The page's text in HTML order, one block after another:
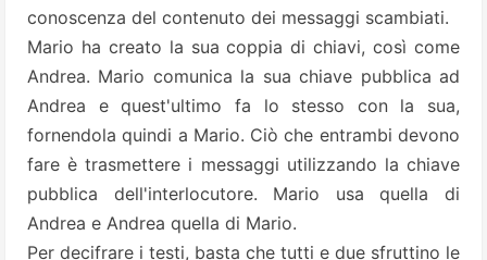
conoscenza del contenuto dei messaggi scambiati.
Mario ha creato la sua coppia di chiavi, così come
Andrea. Mario comunica la sua chiave pubblica ad
Andrea e quest'ultimo fa lo stesso con la sua,
fornendola quindi a Mario. Ciò che entrambi devono
fare è trasmettere i messaggi utilizzando la chiave
pubblica dell'interlocutore. Mario usa quella di
Andrea e Andrea quella di Mario.
Per decifrare i testi, basta che tutti e due sfruttino le